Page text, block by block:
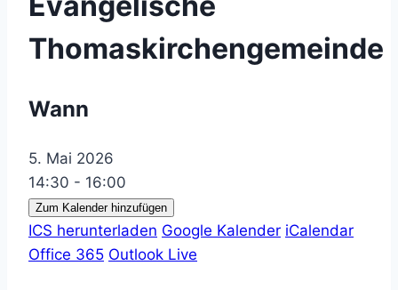
Thomaskirchengemeinde
Wann
5. Mai 2026
14:30 - 16:00
Zum Kalender hinzufügen
ICS herunterladen Google Kalender iCalendar
Office 365 Outlook Live